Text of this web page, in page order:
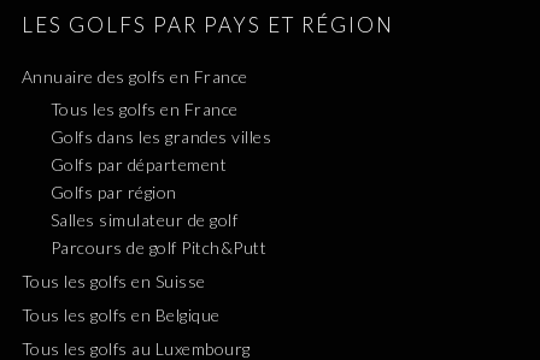
LES GOLFS PAR PAYS ET RÉGION
Annuaire des golfs en France
Tous les golfs en France
Golfs dans les grandes villes
Golfs par département
Golfs par région
Salles simulateur de golf
Parcours de golf Pitch&Putt
Tous les golfs en Suisse
Tous les golfs en Belgique
Tous les golfs au Luxembourg